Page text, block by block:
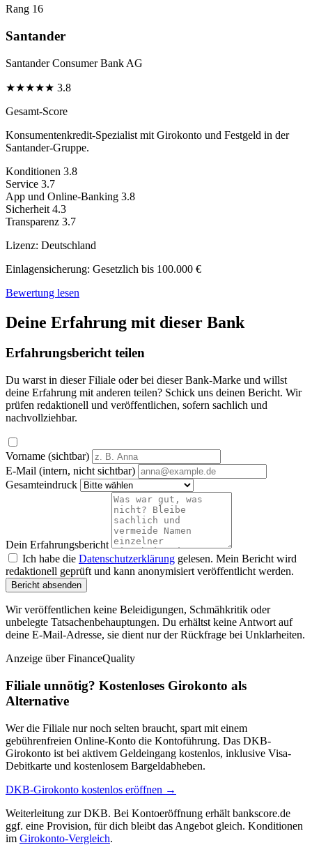
Rang 16
Santander
Santander Consumer Bank AG
★★★★★ 3.8
Gesamt-Score
Konsumentenkredit-Spezialist mit Girokonto und Festgeld in der
Santander-Gruppe.
Konditionen 3.8
Service 3.7
App und Online-Banking 3.8
Sicherheit 4.3
Transparenz 3.7
Lizenz: Deutschland
Einlagensicherung: Gesetzlich bis 100.000 €
Bewertung lesen
Deine Erfahrung mit dieser Bank
Erfahrungsbericht teilen
Du warst in dieser Filiale oder bei dieser Bank-Marke und willst
deine Erfahrung mit anderen teilen? Schick uns deinen Bericht. Wir
prüfen redaktionell und veröffentlichen, sofern sachlich und
nachvollziehbar.
Vorname (sichtbar)
E-Mail (intern, nicht sichtbar)
Gesamteindruck
Dein Erfahrungsbericht
Ich habe die Datenschutzerklärung gelesen. Mein Bericht wird
redaktionell geprüft und kann anonymisiert veröffentlicht werden.
Bericht absenden
Wir veröffentlichen keine Beleidigungen, Schmähkritik oder
unbelegte Tatsachenbehauptungen. Du erhältst keine Antwort auf
deine E-Mail-Adresse, sie dient nur der Rückfrage bei Unklarheiten.
Anzeige über FinanceQuality
Filiale unnötig? Kostenloses Girokonto als
Alternative
Wer die Filiale nur noch selten braucht, spart mit einem
gebührenfreien Online-Konto die Kontoführung. Das DKB-
Girokonto ist bei aktivem Geldeingang kostenlos, inklusive Visa-
Debitkarte und kostenlosem Bargeldabheben.
DKB-Girokonto kostenlos eröffnen →
Weiterleitung zur DKB. Bei Kontoeröffnung erhält bankscore.de
ggf. eine Provision, für dich bleibt das Angebot gleich. Konditionen
im Girokonto-Vergleich.